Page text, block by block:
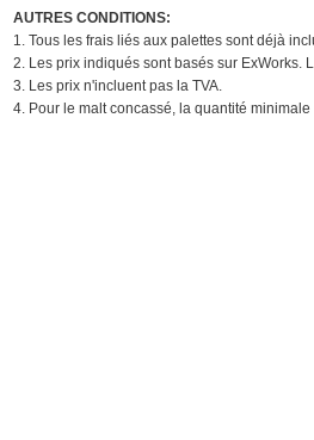
AUTRES CONDITIONS:
1. Tous les frais liés aux palettes sont déjà
2. Les prix indiqués sont basés sur ExWorks.
3. Les prix n'incluent pas la TVA.
4. Pour le malt concassé, la quantité